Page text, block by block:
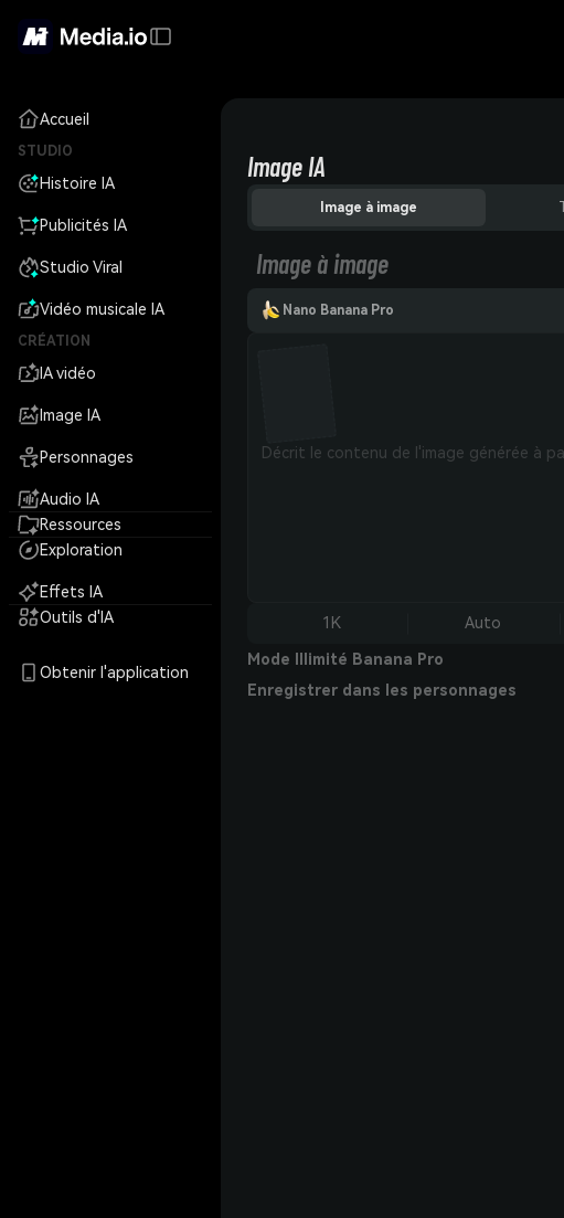
Accueil
STUDIO
Histoire IA
Publicités IA
Studio Viral
Vidéo musicale IA
CRÉATION
IA vidéo
Image IA
Personnages
Audio IA
Ressources
Exploration
Effets IA
Outils d'IA
Obtenir l'application
Image IA
Image à image
Image à image
Nano Banana Pro
1K Auto
Mode Illimité Banana Pro
Enregistrer dans les personnages